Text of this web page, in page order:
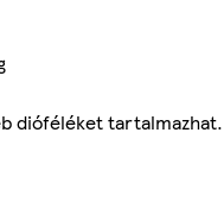
dióféléket tartalmazhat.